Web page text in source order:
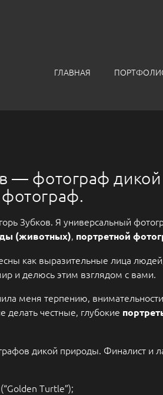
ГЛАВНАЯ
— фотограф
Зубков. Я универсальный
(животных), портретной
как выразительные лица
и делюсь этим взглядом с вами.
меня терпению,
делать честные, глубокие
дикой природы. Финалист и
Turtle”);